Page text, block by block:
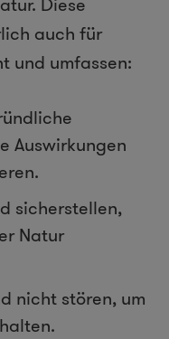
auch für
und umfassen:
Auswirkungen
sicherstellen,
Natur
nicht stören, um